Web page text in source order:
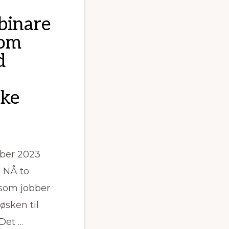
2023
NÅ to
jobber
til
…